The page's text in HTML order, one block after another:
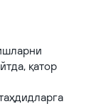
қатор